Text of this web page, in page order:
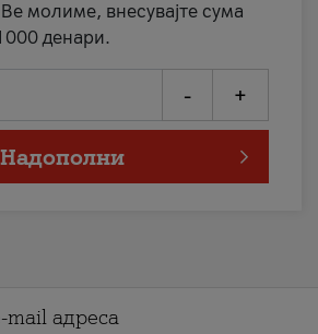
молиме, внесувајте сума
денари.
- +
Надополни